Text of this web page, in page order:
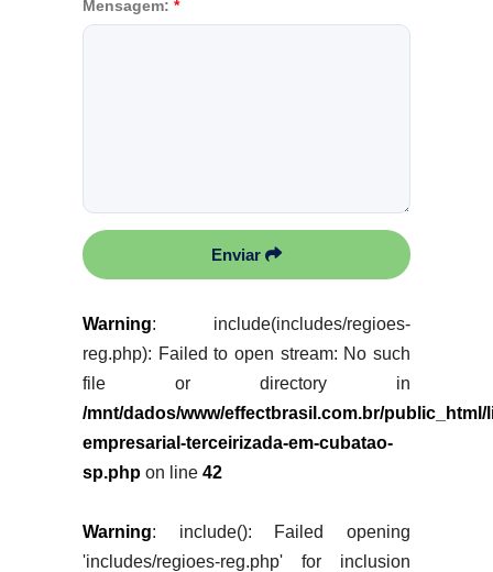
Mensagem: *
Enviar
Warning: include(includes/regioes-
reg.php): Failed to open stream: No such
file or directory in
/mnt/dados/www/effectbrasil.com.br/public_html/
empresarial-terceirizada-em-cubatao-
sp.phpon line 42
Warning: include(): Failed opening
'includes/regioes-reg.php' for inclusion